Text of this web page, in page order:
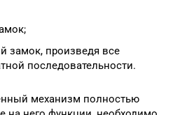
замок, произведя все
последовательности.
механизм полностью